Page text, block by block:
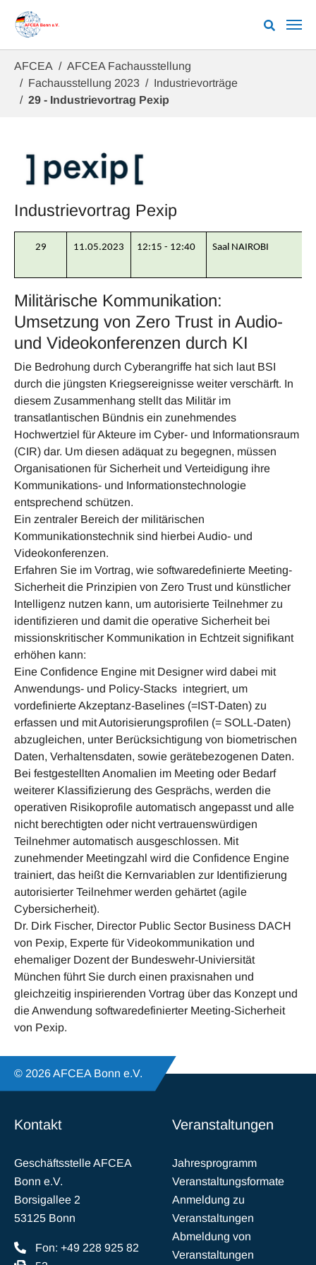
AFCEA
AFCEA Fachausstellung
Fachausstellung 2023
Industrievorträge
29 - Industrievortrag Pexip
Industrievortrag Pexip
29 11.05.2023 12:15 - 12:40 Saal NAIROBI
Militärische Kommunikation:
Umsetzung von Zero Trust in Audio-
und Videokonferenzen durch KI
Die Bedrohung durch Cyberangriffe hat sich laut BSI
durch die jüngsten Kriegsereignisse weiter verschärft. In
diesem Zusammenhang stellt das Militär im
transatlantischen Bündnis ein zunehmendes
Hochwertziel für Akteure im Cyber- und Informationsraum
(CIR) dar. Um diesen adäquat zu begegnen, müssen
Organisationen für Sicherheit und Verteidigung ihre
Kommunikations- und Informationstechnologie
entsprechend schützen.
Ein zentraler Bereich der militärischen
Kommunikationstechnik sind hierbei Audio- und
Videokonferenzen.
Erfahren Sie im Vortrag, wie softwaredefinierte Meeting-
Sicherheit die Prinzipien von Zero Trust und künstlicher
Intelligenz nutzen kann, um autorisierte Teilnehmer zu
identifizieren und damit die operative Sicherheit bei
missionskritischer Kommunikation in Echtzeit signifikant
erhöhen kann:
Eine Confidence Engine mit Designer wird dabei mit
Anwendungs- und Policy-Stacks integriert, um
vordefinierte Akzeptanz-Baselines (=IST-Daten) zu
erfassen und mit Autorisierungsprofilen (= SOLL-Daten)
abzugleichen, unter Berücksichtigung von biometrischen
Daten, Verhaltensdaten, sowie gerätebezogenen Daten.
Bei festgestellten Anomalien im Meeting oder Bedarf
weiterer Klassifizierung des Gesprächs, werden die
operativen Risikoprofile automatisch angepasst und alle
nicht berechtigten oder nicht vertrauenswürdigen
Teilnehmer automatisch ausgeschlossen. Mit
zunehmender Meetingzahl wird die Confidence Engine
trainiert, das heißt die Kernvariablen zur Identifizierung
autorisierter Teilnehmer werden gehärtet (agile
Cybersicherheit).
Dr. Dirk Fischer, Director Public Sector Business DACH
von Pexip, Experte für Videokommunikation und
ehemaliger Dozent der Bundeswehr-Univiersität
München führt Sie durch einen praxisnahen und
gleichzeitig inspirierenden Vortrag über das Konzept und
die Anwendung softwaredefinierter Meeting-Sicherheit
von Pexip.
© 2026 AFCEA Bonn e.V.
Kontakt
Geschäftsstelle AFCEA
Bonn e.V.
Borsigallee 2
53125 Bonn
Fon: +49 228 925 82
Veranstaltungen
Jahresprogramm
Veranstaltungsformate
Anmeldung zu
Veranstaltungen
Abmeldung von
Veranstaltungen